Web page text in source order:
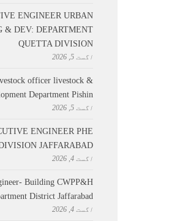
ENGINEER URBAN
& DEV: DEPARTMENT
QUETTA DIVISION
اگست 5, 2026
officer livestock &
Department Pishin
اگست 5, 2026
ENGINEER PHE
JAFFARABAD
اگست 4, 2026
Building CWPP&H
District Jaffarabad
اگست 4, 2026